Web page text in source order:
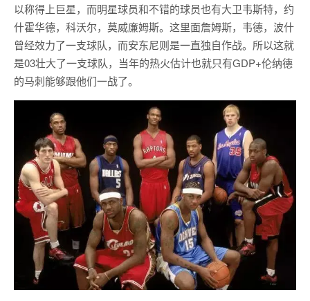
以称得上巨星，而明星球员和不错的球员也有大卫韦斯特，约
什霍华德，科沃尔，莫威廉姆斯。这里面詹姆斯，韦德，波什
曾经效力了一支球队，而安东尼则是一直独自作战。所以这就
是03壮大了一支球队，当年的热火估计也就只有GDP+伦纳德
的马刺能够跟他们一战了。